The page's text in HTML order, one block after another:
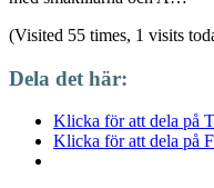
(Visited 55 times, 1 visits
Dela det här:
Klicka för att dela på
Klicka för att dela på